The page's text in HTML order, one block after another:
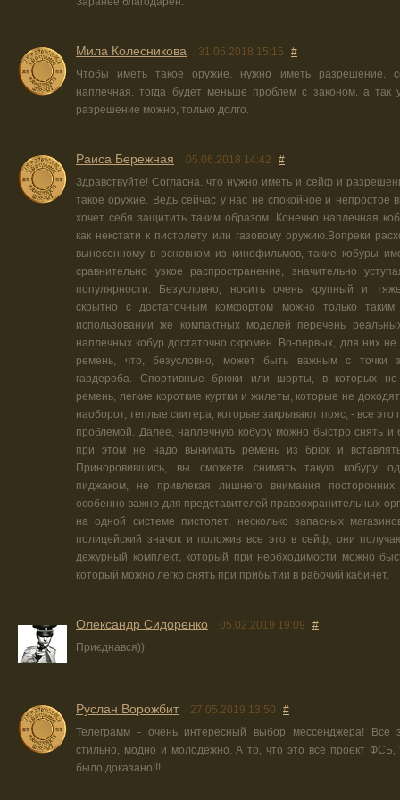
Мила Колесникова 31.05.2018 15:15
#
Чтобы иметь такое оружие. нужно иметь разрешение.
наплечная. тогда будет меньше проблем с законом. а так
разрешение можно, только долго.
Раиса Бережная 05.06.2018 14:42
#
Здравствуйте! Согласна. что нужно иметь и сейф и
такое оружие. Ведь сейчас у нас не спокойное и непростое
хочет себя защитить таким образом. Конечно наплечная
как некстати к пистолету или газовому оружию.Вопреки
вынесенному в основном из кинофильмов, такие кобуры
сравнительно узкое распространение, значительно
популярности. Безусловно, носить очень крупный и
скрытно с достаточным комфортом можно только
использовании же компактных моделей перечень
наплечных кобур достаточно скромен. Во-первых, для них
ремень, что, безусловно, может быть важным с точки
гардероба. Спортивные брюки или шорты, в которых не
ремень, легкие короткие куртки и жилеты, которые не
наоборот, теплые свитера, которые закрывают пояс, - все это
проблемой. Далее, наплечную кобуру можно быстро снять и
при этом не надо вынимать ремень из брюк и
Приноровившись, вы сможете снимать такую кобуру
пиджаком, не привлекая лишнего внимания
особенно важно для представителей правоохранительных
на одной системе пистолет, несколько запасных
полицейский значок и положив все это в сейф, они
дежурный комплект, который при необходимости можно
который можно легко снять при прибытии в рабочий кабинет.
Олександр Сидоренко 05.02.2019 19:09
#
Приєднався))
Руслан Ворожбит 27.05.2019 13:50
#
Телеграмм - очень интересный выбор мессенджера! Все
стильно, модно и молодёжно. А то, что это всё проект ФСБ,
было доказано!!!